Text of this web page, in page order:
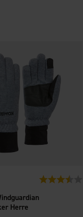
op til 10 timers
handsken
med jakker
Herre
Vurdering: